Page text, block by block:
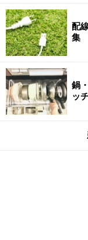
配
集
鍋
ッ